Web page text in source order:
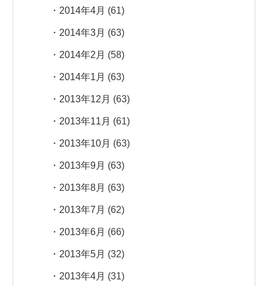
2014年4月 (61)
2014年3月 (63)
2014年2月 (58)
2014年1月 (63)
2013年12月 (63)
2013年11月 (61)
2013年10月 (63)
2013年9月 (63)
2013年8月 (63)
2013年7月 (62)
2013年6月 (66)
2013年5月 (32)
2013年4月 (31)